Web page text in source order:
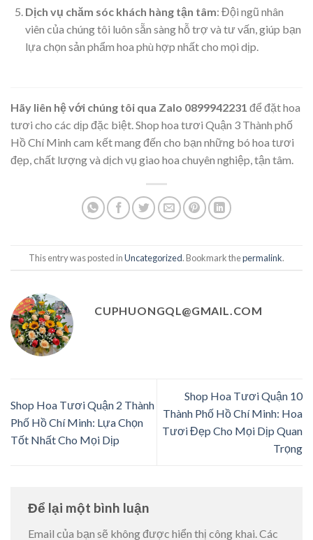
Dịch vụ chăm sóc khách hàng tận tâm: Đội ngũ nhân
viên của chúng tôi luôn sẵn sàng hỗ trợ và tư vấn, giúp bạn
lựa chọn sản phẩm hoa phù hợp nhất cho mọi dịp.
Hãy liên hệ với chúng tôi qua Zalo 0899942231 để đặt hoa
tươi cho các dịp đặc biệt. Shop hoa tươi Quận 3 Thành phố
Hồ Chí Minh cam kết mang đến cho bạn những bó hoa tươi
đẹp, chất lượng và dịch vụ giao hoa chuyên nghiệp, tận tâm.
This entry was posted inUncategorized. Bookmark thepermalink.
CUPHUONGQL@GMAIL.COM
Shop Hoa Tươi Quận 2 Thành
Phố Hồ Chí Minh: Lựa Chọn
Tốt Nhất Cho Mọi Dịp
Shop Hoa Tươi Quận 10
Thành Phố Hồ Chí Minh: Hoa
Tươi Đẹp Cho Mọi Dịp Quan
Trọng
Để lại một bình luận
Email của bạn sẽ không được hiển thị công khai.Các